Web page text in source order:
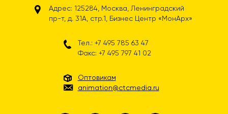
Адрес: 125284, Москва, Ленинградский
пр-т, д. 31А, стр.1, Бизнес Центр «МонАрх»
Тел.: +7 495 785 63 47
Факс: +7 495 797 41 02
Оптовикам
animation@ctcmedia.ru